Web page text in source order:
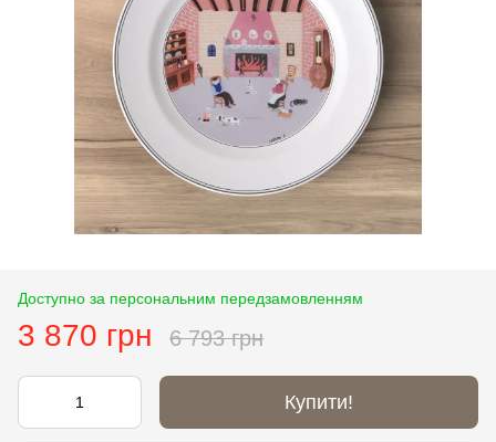
Доступно за персональним передзамовленням
3 870 грн 6 793 грн
Купити!